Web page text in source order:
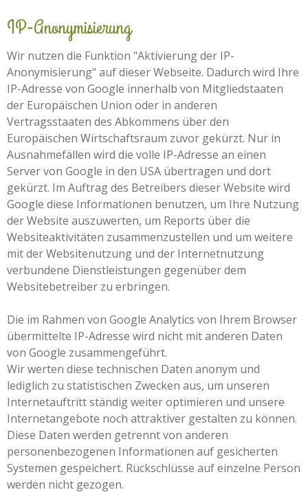
IP-Anonymisierung
Wir nutzen die Funktion "Aktivierung der IP-
Anonymisierung" auf dieser Webseite. Dadurch wird Ihre
IP-Adresse von Google innerhalb von Mitgliedstaaten
der Europäischen Union oder in anderen
Vertragsstaaten des Abkommens über den
Europäischen Wirtschaftsraum zuvor gekürzt. Nur in
Ausnahmefällen wird die volle IP-Adresse an einen
Server von Google in den USA übertragen und dort
gekürzt. Im Auftrag des Betreibers dieser Website wird
Google diese Informationen benutzen, um Ihre Nutzung
der Website auszuwerten, um Reports über die
Websiteaktivitäten zusammenzustellen und um weitere
mit der Websitenutzung und der Internetnutzung
verbundene Dienstleistungen gegenüber dem
Websitebetreiber zu erbringen.
Die im Rahmen von Google Analytics von Ihrem Browser
übermittelte IP-Adresse wird nicht mit anderen Daten
von Google zusammengeführt.
Wir werten diese technischen Daten anonym und
lediglich zu statistischen Zwecken aus, um unseren
Internetauftritt ständig weiter optimieren und unsere
Internetangebote noch attraktiver gestalten zu können.
Diese Daten werden getrennt von anderen
personenbezogenen Informationen auf gesicherten
Systemen gespeichert. Rückschlüsse auf einzelne Person
werden nicht gezogen.